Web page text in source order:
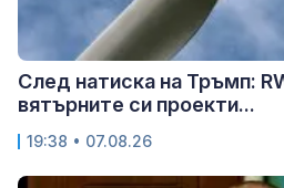
След натиска на Тръмп:
вятърните си проекти...
19:38 • 07.08.26